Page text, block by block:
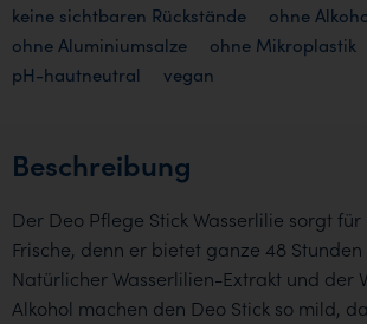
keine sichtbaren Rückstände
ohne
ohne Aluminiumsalze
ohne Mikroplastik
pH-hautneutral
vegan
Beschreibung
Der Deo Pflege Stick Wasserlilie sorgt
Frische, denn er bietet ganze 48 Stunden
Natürlicher Wasserlilien-Extrakt und der
Alkohol machen den Deo Stick so mild,